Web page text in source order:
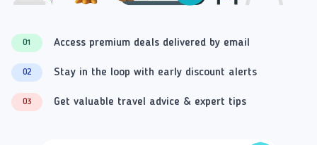
01 Access premium deals delivered by email
02 Stay in the loop with early discount alerts
03 Get valuable travel advice & expert tips